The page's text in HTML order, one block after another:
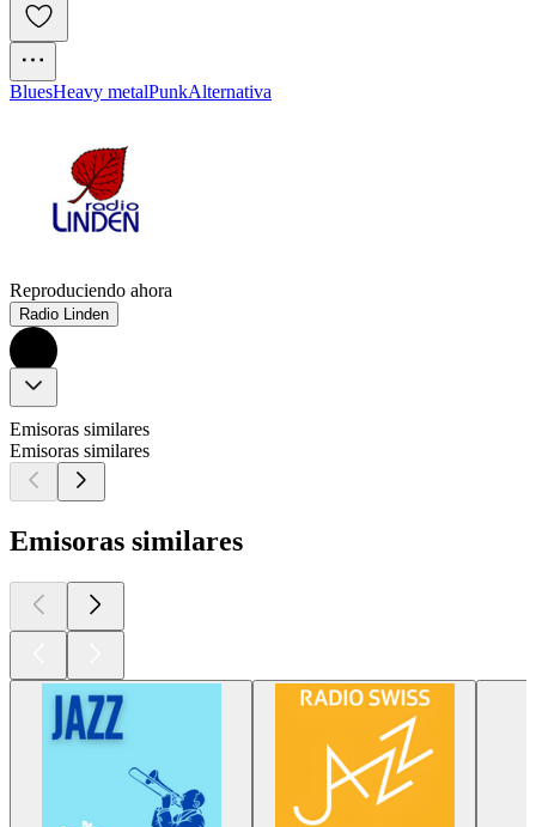
BluesHeavy metalPunkAlternativa
Reproduciendo ahora
Radio Linden
Emisoras similares
Emisoras similares
Emisoras similares